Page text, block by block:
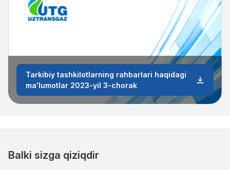
Tarkibiy tashkilotlarning rahbarlari haqidagi
ma'lumotlar 2023-yil 3-chorak
Balki sizga qiziqdir